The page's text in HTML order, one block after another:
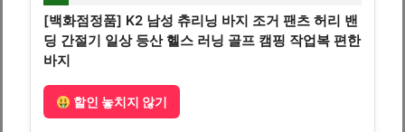
[백화점정품] K2 남성 츄리닝 바지 조거 팬츠 허리 밴
딩 간절기 일상 등산 헬스 러닝 골프 캠핑 작업복 편한
바지
할인 놓치지 않기